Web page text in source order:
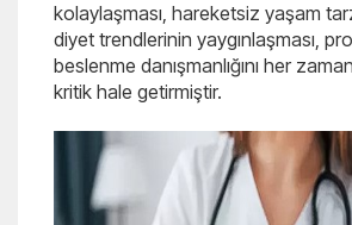
kolaylaşması, hareketsiz yaşam
diyet trendlerinin yaygınlaşması,
beslenme danışmanlığını her
kritik hale getirmiştir.